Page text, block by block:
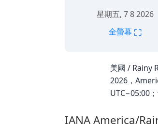
星期五, 7 8 2026
全螢幕 ⛶
美國 / Rainy
2026，
UTC−05:00
IANA America/